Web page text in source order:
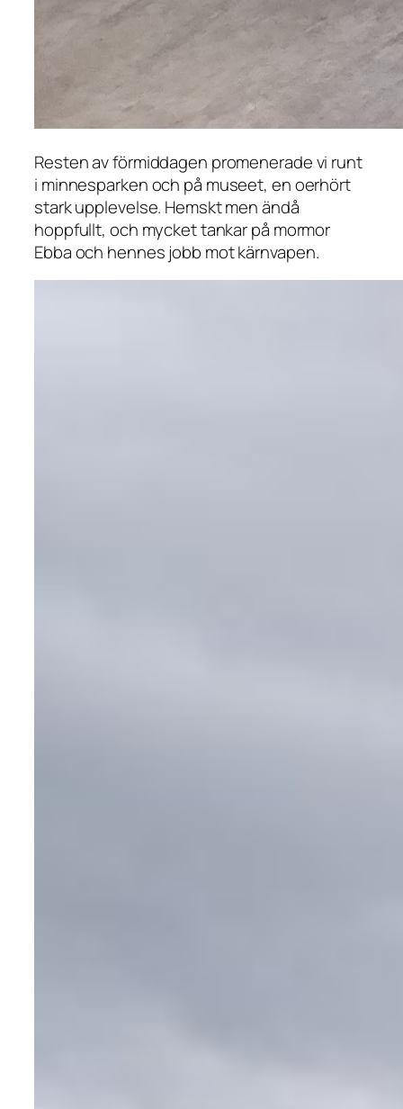
Resten av förmiddagen promenerade vi runt
i minnesparken och på museet, en oerhört
stark upplevelse. Hemskt men ändå
hoppfullt, och mycket tankar på mormor
Ebba och hennes jobb mot kärnvapen.